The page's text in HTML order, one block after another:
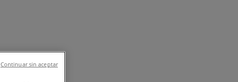
Continuar sin aceptar